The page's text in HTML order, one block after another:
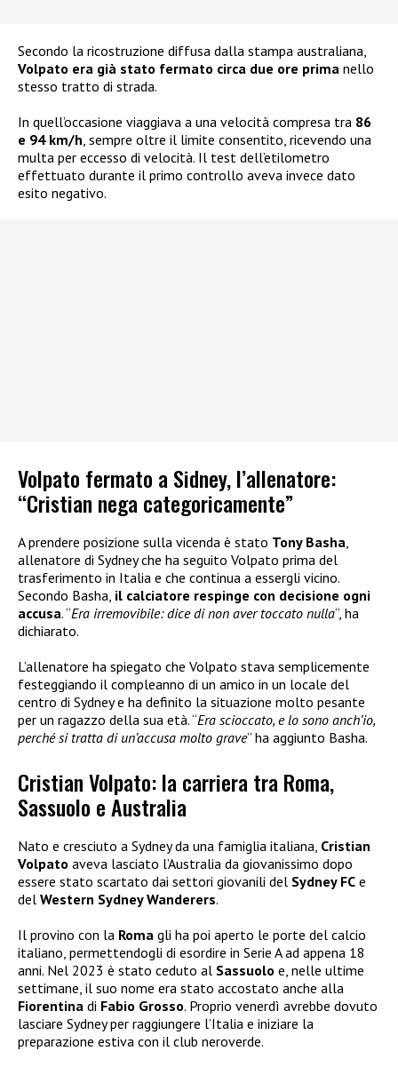
Secondo la ricostruzione diffusa dalla stampa australiana,
Volpato era già stato fermato circa due ore prima nello
stesso tratto di strada.
In quell’occasione viaggiava a una velocità compresa tra 86
e 94 km/h, sempre oltre il limite consentito, ricevendo una
multa per eccesso di velocità. Il test dell’etilometro
effettuato durante il primo controllo aveva invece dato
esito negativo.
Volpato fermato a Sidney, l’allenatore:
“Cristian nega categoricamente”
A prendere posizione sulla vicenda è stato Tony Basha
allenatore di Sydney che ha seguito Volpato prima del
trasferimento in Italia e che continua a essergli vicino.
Secondo Basha, il calciatore respinge con decisione ogni
accusa. “Era irremovibile: dice di non aver toccato nulla“, ha
dichiarato.
L’allenatore ha spiegato che Volpato stava semplicemente
festeggiando il compleanno di un amico in un locale del
centro di Sydney e ha definito la situazione molto pesante
per un ragazzo della sua età. “Era scioccato, e lo sono anch’io,
perché si tratta di un’accusa molto grave” ha aggiunto Basha.
Cristian Volpato: la carriera tra Roma,
Sassuolo e Australia
Nato e cresciuto a Sydney da una famiglia italiana, Cristian
Volpato aveva lasciato l’Australia da giovanissimo dopo
essere stato scartato dai settori giovanili del Sydney FC e
del Western Sydney Wanderers.
Il provino con la Roma gli ha poi aperto le porte del calcio
italiano, permettendogli di esordire in Serie A ad appena 18
anni. Nel 2023 è stato ceduto al Sassuolo e, nelle ultime
settimane, il suo nome era stato accostato anche alla
Fiorentina di Fabio Grosso. Proprio venerdì avrebbe dovuto
lasciare Sydney per raggiungere l’Italia e iniziare la
preparazione estiva con il club neroverde.